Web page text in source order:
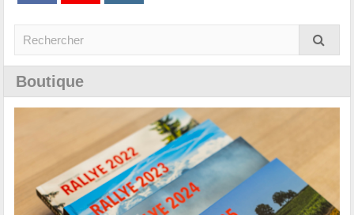
Boutique